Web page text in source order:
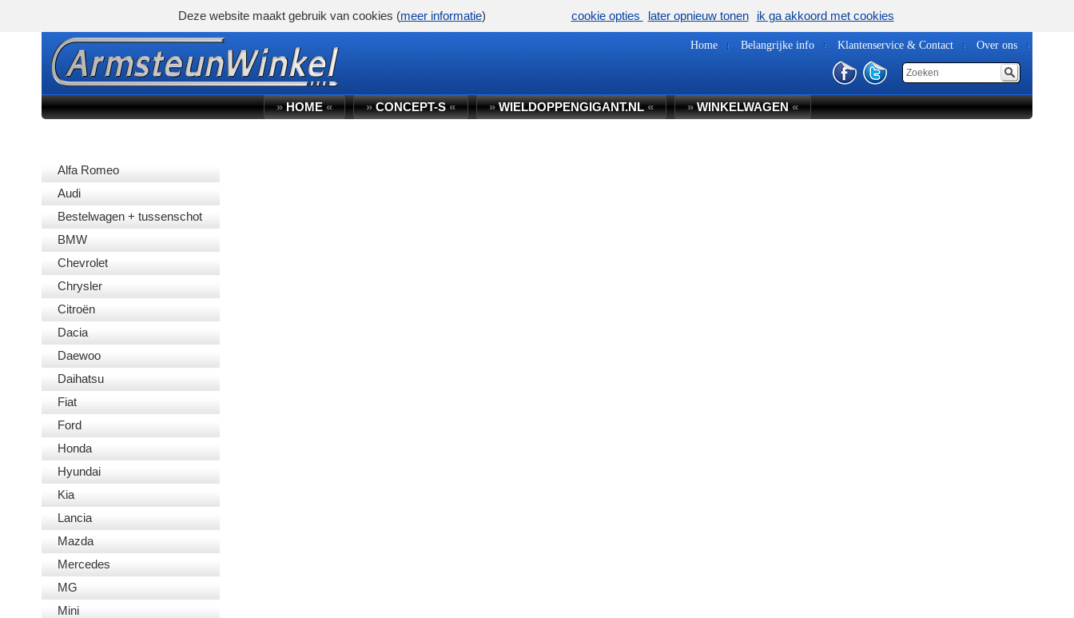
Home Belangrijke info Klantenservice & Contact Over ons
»HOME« »CONCEPT-S« »WIELDOPPENGIGANT.NL« »WINKELWAGEN«
Alfa Romeo
Audi
Bestelwagen + tussenschot
BMW
Chevrolet
Chrysler
Citroën
Dacia
Daewoo
Daihatsu
Fiat
Ford
Honda
Hyundai
Kia
Lancia
Mazda
Mercedes
MG
Mini
Deze website maakt gebruik van cookies (meer informatie) cookie opties later opnieuw tonen ik ga akkoord met cookies